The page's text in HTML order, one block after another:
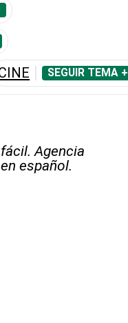
SEGUIR TEMA +
Agencia
español.